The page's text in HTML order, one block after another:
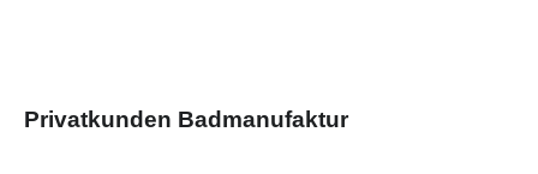
Privatkunden Badmanufaktur